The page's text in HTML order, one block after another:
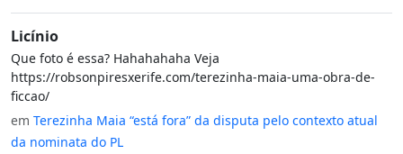
Licínio
Que foto é essa? Hahahahaha Veja
https://robsonpiresxerife.com/terezinha-maia-uma-obra-de-
ficcao/
em Terezinha Maia “está fora” da disputa pelo contexto atual
da nominata do PL